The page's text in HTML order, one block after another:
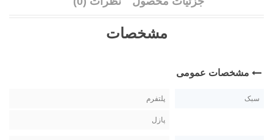
مشخصات
مشخصات عمومی
سبک پلتفرم
پازل